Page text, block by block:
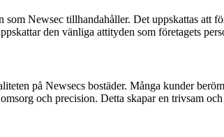
Newsec tillhandahåller. Det uppskattas att
den vänliga attityden som företagets
på Newsecs bostäder. Många kunder
och precision. Detta skapar en trivsam